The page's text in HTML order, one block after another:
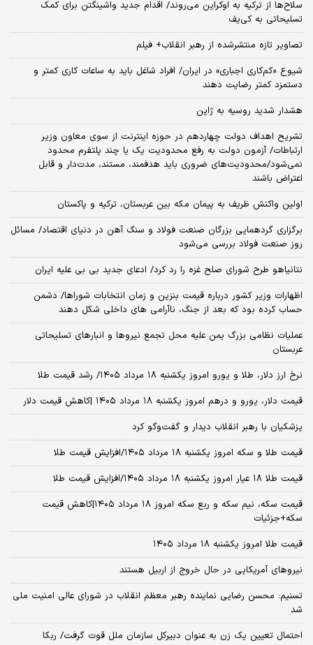
سلاح‌ها از ترکیه به اوکراین می‌روند/ اقدام جدید واشینگتن برای کمک
تسلیحاتی به کی‌یف
تصاویر تازه منتشرشده از رهبر انقلاب+ فیلم
شیوع «کم‌کاری اجباری» در ایران/ افراد شاغل باید به ساعات کاری کمتر و
دستمزد کمتر رضایت دهند
هشدار شدید روسیه به ژاپن
تشریح اهداف دولت چهاردهم در حوزه اینترنت از سوی معاون وزیر
ارتباطات/ آزمون دولت به رفع محدودیت یک یا چند پلتفرم محدود
نمی‌‎شود/محدودیت‌های ضروری باید هدفمند، مستند، مدت‌دار و قابل
اعتراض باشند
اولین واکنش ظریف به پیمان مکه بین عربستان، ترکیه و پاکستان
برگزاری گردهمایی بزرگان صنعت فولاد و سنگ آهن در دنیای اقتصاد/ مسائل
روز صنعت فولاد بررسی می‌شود
نتانیاهو طرح شورای صلح غزه را رد کرد/ ادعای جدید بی بی علیه ایران
اظهارات وزیر کشور درباره قیمت بنزین و زمان انتخابات شوراها/ دشمن
حساب کرده بود که بعد از جنگ، ناآرامی‌ های داخلی شکل دهند
عملیات نظامی بزرگ یمن علیه محل تجمع نیروها و انبارهای تسلیحاتی
عربستان
نرخ ارز دلار، طلا و یورو امروز یکشنبه ۱۸ مرداد ۱۴۰۵/ رشد قیمت طلا
قیمت دلار، یورو و درهم امروز یکشنبه ۱۸ مرداد ۱۴۰۵ |کاهش قیمت دلار
پزشکیان با رهبر انقلاب دیدار و گفت‌وگو کرد
قیمت طلا و سکه امروز یکشنبه ۱۸ مرداد ۱۴۰۵/افزایش قیمت طلا
قیمت طلا ۱۸ عیار امروز یکشنبه ۱۸ مرداد ۱۴۰۵/افزایش قیمت طلا
قیمت سکه، نیم سکه و ربع سکه امروز ۱۸ مرداد ۱۴۰۵|کاهش قیمت
سکه+جزئیات
قیمت طلا امروز یکشنبه ۱۸ مرداد ۱۴۰۵
نیروهای آمریکایی در حال خروج از اربیل هستند
تسنیم: محسن رضایی نماینده رهبر معظم انقلاب در شورای عالی امنیت ملی
شد
احتمال تعیین یک زن به عنوان دبیرکل سازمان ملل قوت گرفت/ ربکا